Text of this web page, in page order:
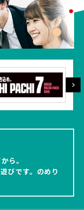
ら。
びです。のめり